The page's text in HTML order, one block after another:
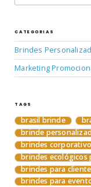
CATEGORIAS
Brindes
Marketing
TAGS
brasil brinde
brinde
brindes
brindes ecológicos
brindes para
brindes para